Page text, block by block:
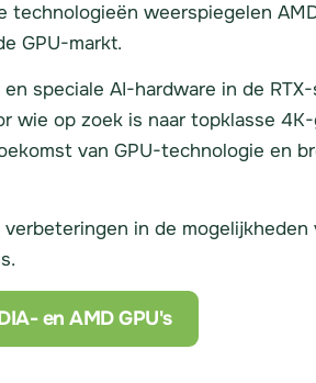
weerspiegelen
GPU-markt.
speciale AI-hardware in de
op zoek is naar topklasse
van GPU-technologie en
in de mogelijkheden
en AMD GPU's